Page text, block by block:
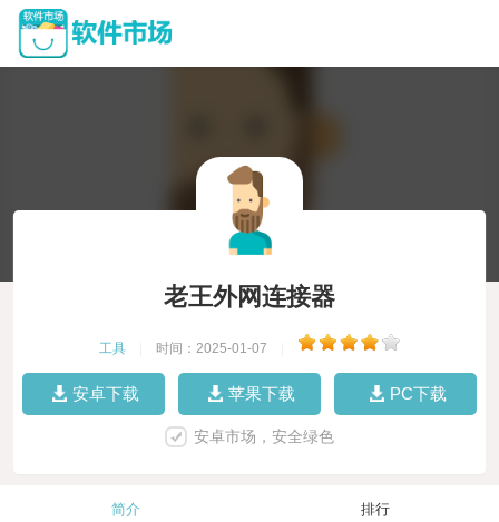
老王外网连接器
工具 时间：2025-01-07
安卓下载 苹果下载 PC下载
安卓市场，安全绿色
简介 排行